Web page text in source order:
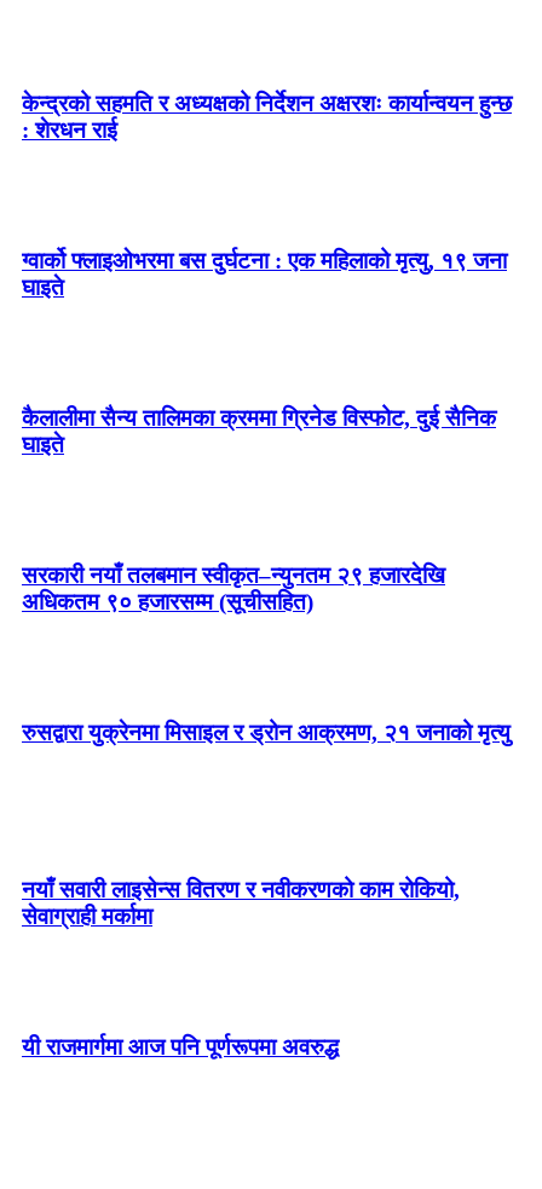
केन्द्रको सहमति र अध्यक्षको निर्देशन अक्षरशः कार्यान्वयन हुन्छ
: शेरधन राई
ग्वार्को फ्लाइओभरमा बस दुर्घटना : एक महिलाको मृत्यु, १९ जना
घाइते
कैलालीमा सैन्य तालिमका क्रममा ग्रिनेड विस्फोट, दुई सैनिक
घाइते
सरकारी नयाँ तलबमान स्वीकृत–न्युनतम २९ हजारदेखि
अधिकतम ९० हजारसम्म (सूचीसहित)
रुसद्वारा युक्रेनमा मिसाइल र ड्रोन आक्रमण, २१ जनाको मृत्यु
नयाँ सवारी लाइसेन्स वितरण र नवीकरणको काम रोकियो,
सेवाग्राही मर्कामा
यी राजमार्गमा आज पनि पूर्णरूपमा अवरुद्ध